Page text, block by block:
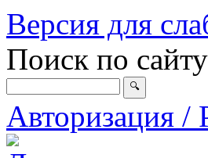
Версия для
Поиск по
Авторизация /